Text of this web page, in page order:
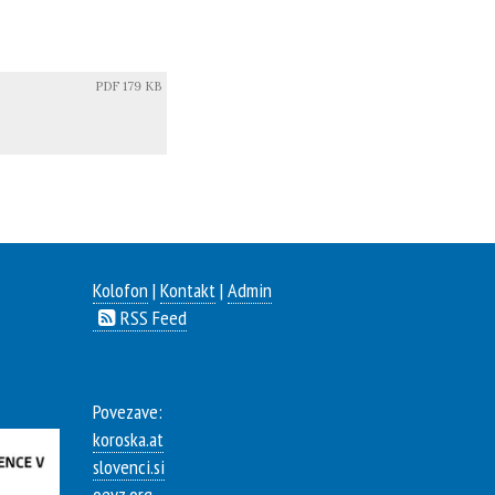
PDF 179 KB
Kolofon |Kontakt |Admin
RSS Feed
Povezave:
koroska.at
slovenci.si